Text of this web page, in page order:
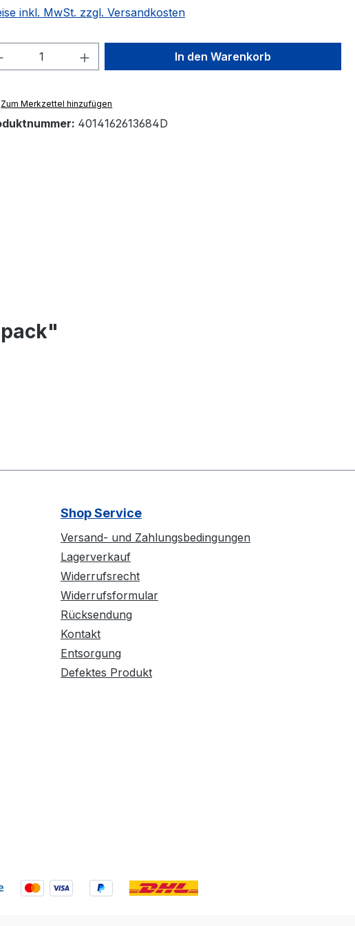
inkl. MwSt. zzgl. Versandkosten
Anzahl: Gib den gewünschten Wert
In den Warenkorb
Zum Merkzettel hinzufügen
4014162613684D
Shop Service
Versand- und Zahlungsbedingungen
Lagerverkauf
Widerrufsrecht
Widerrufsformular
Rücksendung
Kontakt
Entsorgung
Defektes Produkt